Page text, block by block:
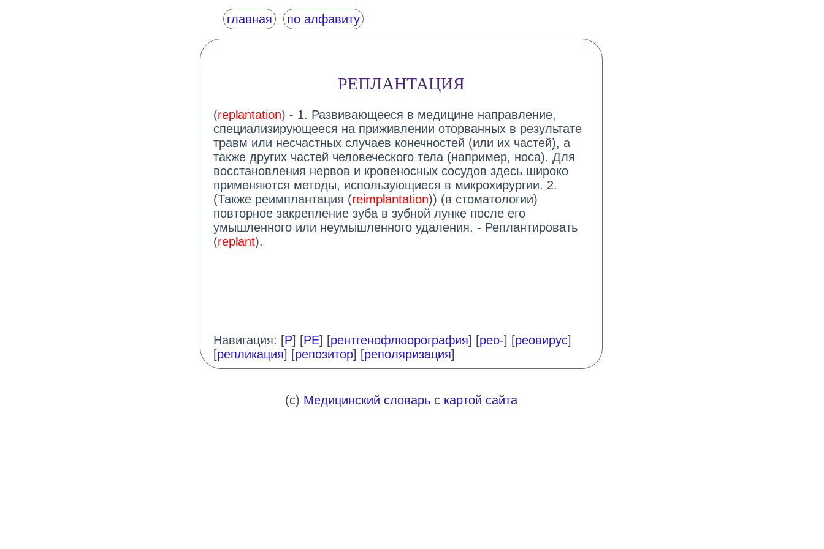
главная по алфавиту
РЕПЛАНТАЦИЯ
(replantation) - 1. Развивающееся в медицине направление,
специализирующееся на приживлении оторванных в результате
травм или несчастных случаев конечностей (или их частей), а
также других частей человеческого тела (например, носа). Для
восстановления нервов и кровеносных сосудов здесь широко
применяются методы, использующиеся в микрохирургии. 2.
(Также реимплантация (reimplantation)) (в стоматологии)
повторное закрепление зуба в зубной лунке после его
умышленного или неумышленного удаления. - Реплантировать
(replant).
Навигация: [Р] [РЕ] [рентгенофлюорография] [рео-] [реовирус]
[репликация] [репозитор] [реполяризация]
(c) Медицинский словарьс картой сайта